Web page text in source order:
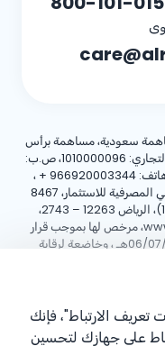
سعودية، مساهمة برأس
، رقم السجل التجاري: 1010000096، ص.ب:
+ 966920003344 ،
8001244455 العنوان الوطني: شركة الراجحي المصرفية للاستثمار، 8467
طريق الملك فهد – حي المروج، وحدة رقم (1)، الرياض 12263 – 2743،
الموقع الإلكتروني: www.alrajhibank.com.sa، مرخص لها بموجب قرار
معالي وزير المالية رقم 3/1698 وتاريخ 06/07/1408هـ ، وخاضعة لرقابة
الأحكام والشروط
الارتباط"، فإنك
على جهازك لتحسين